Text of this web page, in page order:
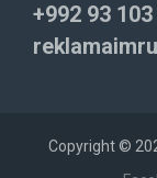
+992 93
Copyright ©